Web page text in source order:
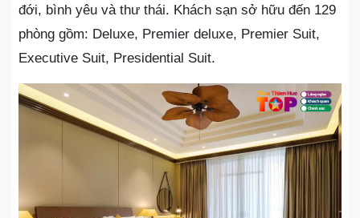
đới, bình yêu và thư thái. Khách sạn sở hữu đến 129
phòng gồm: Deluxe, Premier deluxe, Premier Suit,
Executive Suit, Presidential Suit.